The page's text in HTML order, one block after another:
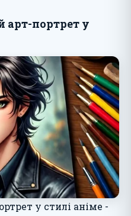
арт-портрет у
у стилі аніме -